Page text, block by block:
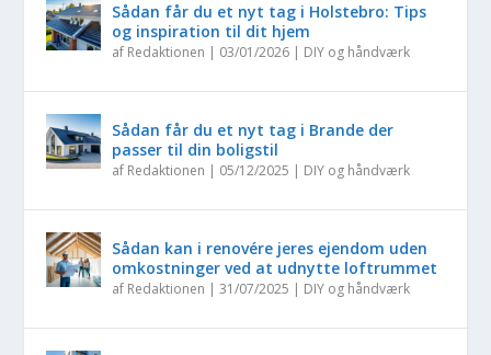
Sådan får du et nyt tag i Holstebro: Tips
og inspiration til dit hjem
af Redaktionen | 03/01/2026 | DIY og håndværk
Sådan får du et nyt tag i Brande der
passer til din boligstil
af Redaktionen | 05/12/2025 | DIY og håndværk
Sådan kan i renovére jeres ejendom uden
omkostninger ved at udnytte loftrummet
af Redaktionen |31/07/2025 | DIY og håndværk